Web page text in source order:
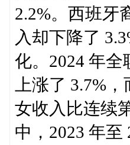
2.2%。西班牙
入却下降了
化。2024 年
上涨了 3.7%
女收入比连续
中，2023 年